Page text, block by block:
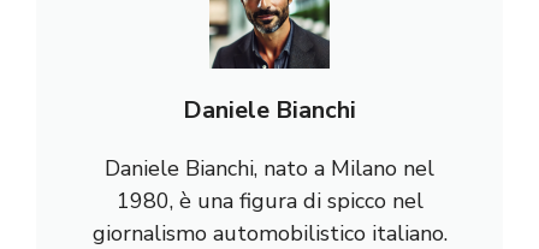
Daniele Bianchi
Daniele Bianchi, nato a Milano nel
1980, è una figura di spicco nel
giornalismo automobilistico italiano.